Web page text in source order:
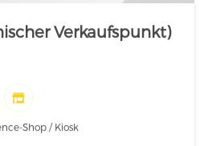
Verkaufspunkt)
Shop / Kiosk